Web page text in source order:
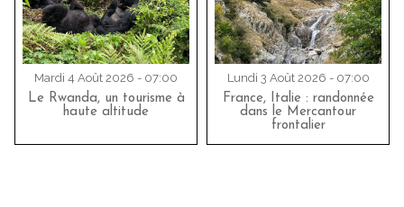
Mardi 4 Août 2026 - 07:00
Le Rwanda, un tourisme à
haute altitude
Lundi 3 Août 2026 - 07:00
France, Italie : randonnée
dans le Mercantour
frontalier